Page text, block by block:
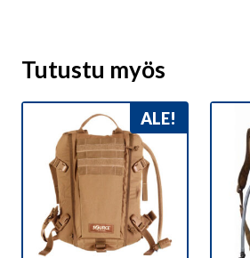
Tutustu myös
ALE!